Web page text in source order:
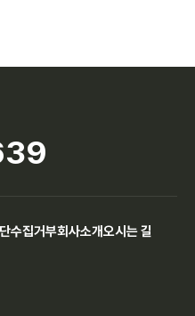
수집거부회사소개오시는 길